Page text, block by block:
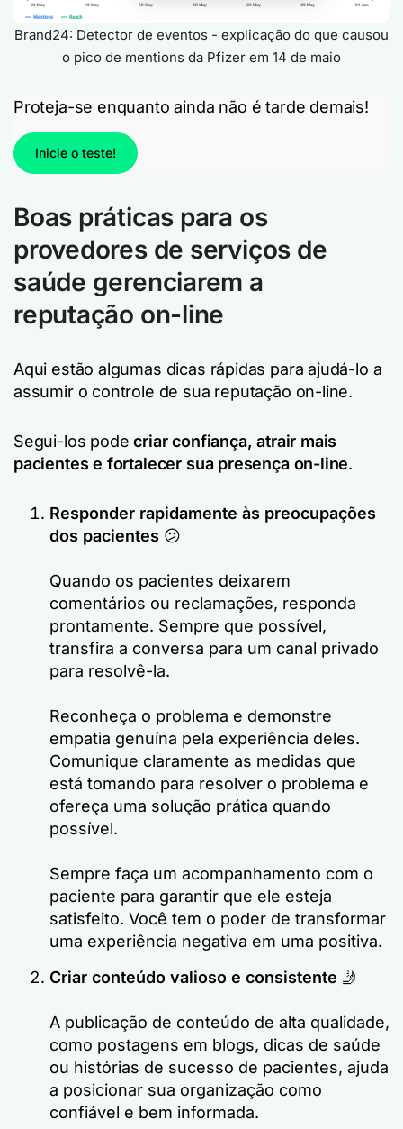
Brand24: Detector de eventos - explicação do que causou
o pico de mentions da Pfizer em 14 de maio
Proteja-se enquanto ainda não é tarde demais!
Inicie o teste!
Boas práticas para os
provedores de serviços de
saúde gerenciarem a
reputação on-line
Aqui estão algumas dicas rápidas para ajudá-lo a
assumir o controle de sua reputação on-line.
Segui-los podecriar confiança, atrair mais
pacientes e fortalecer sua presença on-line.
Responder rapidamente às preocupações
dos pacientes 😕
Quando os pacientes deixarem
comentários ou reclamações, responda
prontamente. Sempre que possível,
transfira a conversa para um canal privado
para resolvê-la.
Reconheça o problema e demonstre
empatia genuína pela experiência deles.
Comunique claramente as medidas que
está tomando para resolver o problema e
ofereça uma solução prática quando
possível.
Sempre faça um acompanhamento com o
paciente para garantir que ele esteja
satisfeito. Você tem o poder de transformar
uma experiência negativa em uma positiva.
Criar conteúdo valioso e consistente 🤳
A publicação de conteúdo de alta qualidade,
como postagens em blogs, dicas de saúde
ou histórias de sucesso de pacientes, ajuda
a posicionar sua organização como
confiável e bem informada.